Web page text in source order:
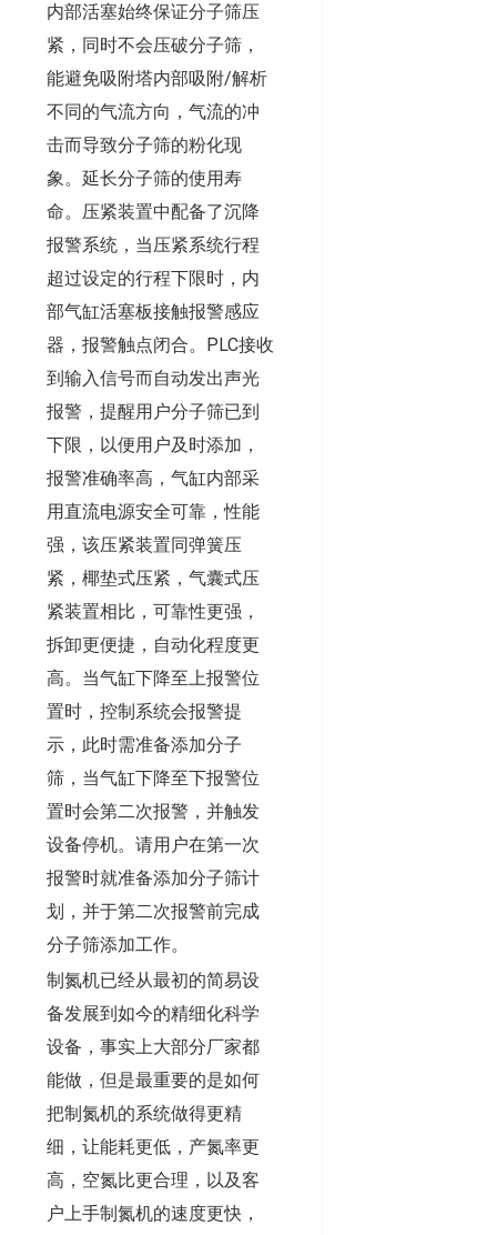
内部活塞始终保证分子筛压
紧，同时不会压破分子筛，
能避免吸附塔内部吸附/解析
不同的气流方向，气流的冲
击而导致分子筛的粉化现
象。延长分子筛的使用寿
命。压紧装置中配备了沉降
报警系统，当压紧系统行程
超过设定的行程下限时，内
部气缸活塞板接触报警感应
器，报警触点闭合。PLC接收
到输入信号而自动发出声光
报警，提醒用户分子筛已到
下限，以便用户及时添加，
报警准确率高，气缸内部采
用直流电源安全可靠，性能
强，该压紧装置同弹簧压
紧，椰垫式压紧，气囊式压
紧装置相比，可靠性更强，
拆卸更便捷，自动化程度更
高。当气缸下降至上报警位
置时，控制系统会报警提
示，此时需准备添加分子
筛，当气缸下降至下报警位
置时会第二次报警，并触发
设备停机。请用户在第一次
报警时就准备添加分子筛计
划，并于第二次报警前完成
分子筛添加工作。
制氮机已经从最初的简易设
备发展到如今的精细化科学
设备，事实上大部分厂家都
能做，但是最重要的是如何
把制氮机的系统做得更精
细，让能耗更低，产氮率更
高，空氮比更合理，以及客
户上手制氮机的速度更快，